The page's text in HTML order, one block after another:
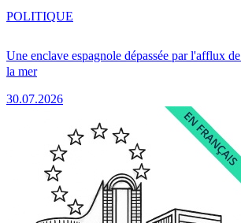
Une enclave espagnole dépassée par l'afflux
la mer
30.07.2026
POLITIQUE